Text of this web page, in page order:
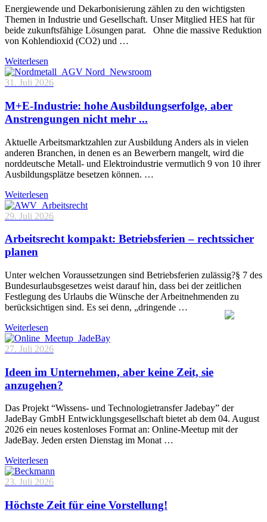
Energiewende und Dekarbonisierung zählen zu den wichtigsten
Themen in Industrie und Gesellschaft. Unser Mitglied HES hat für
beide zukunftsfähige Lösungen parat. Ohne die massive Reduktion
von Kohlendioxid (CO2) und …
Weiterlesen
31. Juli 2026
M+E-Industrie: hohe Ausbildungserfolge, aber
Anstrengungen nicht mehr ...
Aktuelle Arbeitsmarktzahlen zur Ausbildung Anders als in vielen
anderen Branchen, in denen es an Bewerbern mangelt, wird die
norddeutsche Metall- und Elektroindustrie vermutlich 9 von 10 ihrer
Ausbildungsplätze besetzen können. …
Weiterlesen
29. Juli 2026
Arbeitsrecht kompakt: Betriebsferien – rechtssicher
planen
Unter welchen Voraussetzungen sind Betriebsferien zulässig?§ 7 des
Bundesurlaubsgesetzes weist darauf hin, dass bei der zeitlichen
Festlegung des Urlaubs die Wünsche der Arbeitnehmenden zu
berücksichtigen sind. Es sei denn, „dringende …
Weiterlesen
27. Juli 2026
Ideen im Unternehmen, aber keine Zeit, sie
anzugehen?
Das Projekt “Wissens- und Technologietransfer Jadebay” der
JadeBay GmbH Entwicklungsgesellschaft bietet ab dem 04. August
2026 ein neues kostenloses Format an: Online-Meetup mit der
JadeBay. Jeden ersten Dienstag im Monat …
Weiterlesen
23. Juli 2026
Höchste Zeit für eine Vorstellung!